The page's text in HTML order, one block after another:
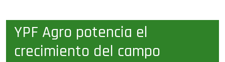
YPF Agro potencia el
crecimiento del campo